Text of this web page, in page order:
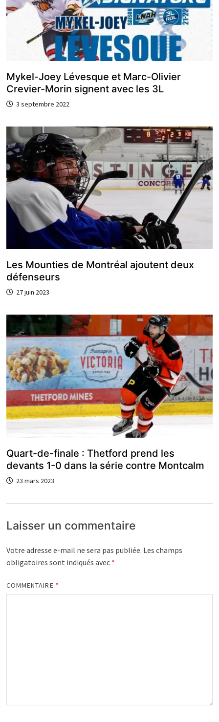
Mykel-Joey Lévesque et Marc-Olivier
Crevier-Morin signent avec les 3L
3 septembre 2022
Les Mounties de Montréal ajoutent deux
défenseurs
27 juin 2023
Quart-de-finale : Thetford prend les
devants 1-0 dans la série contre Montcalm
23 mars 2023
Laisser un commentaire
Votre adresse e-mail ne sera pas publiée. Les champs
obligatoires sont indiqués avec *
COMMENTAIRE *